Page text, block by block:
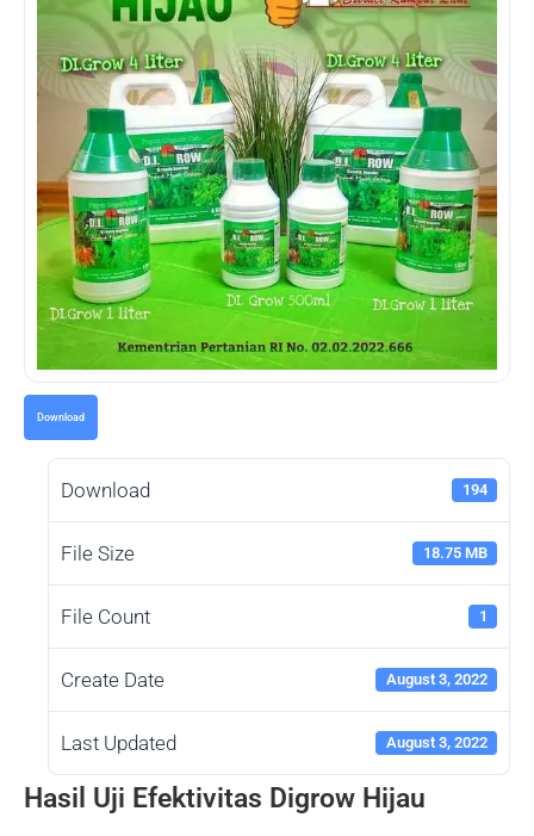
Download
Download 194
File Size 18.75 MB
File Count 1
Create Date August 3, 2022
Last Updated August 3, 2022
Hasil Uji Efektivitas Digrow Hijau